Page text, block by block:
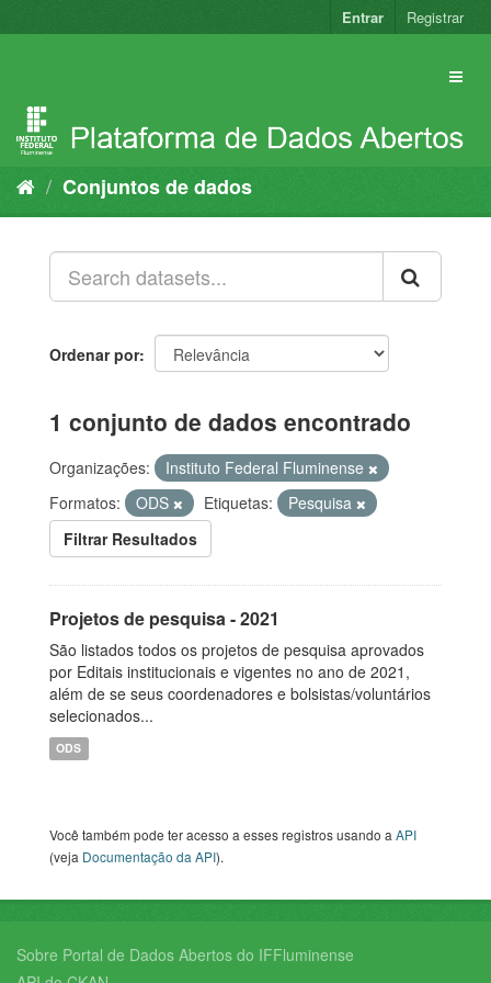
para
Entrar Registrar
Conjuntos de dados
Ordenar por
1 conjunto de dados encontrado
Organizações:
Instituto Federal Fluminense
Formatos:
ODS Etiquetas:
Pesquisa
Filtrar Resultados
Projetos de pesquisa - 2021
São listados todos os projetos de pesquisa aprovados
por Editais institucionais e vigentes no ano de 2021,
além de se seus coordenadores e bolsistas/voluntários
selecionados...
ODS
Você também pode ter acesso a esses registros usando aAPI
(veja Documentação da API).
Sobre Portal de Dados Abertos do IFFluminense